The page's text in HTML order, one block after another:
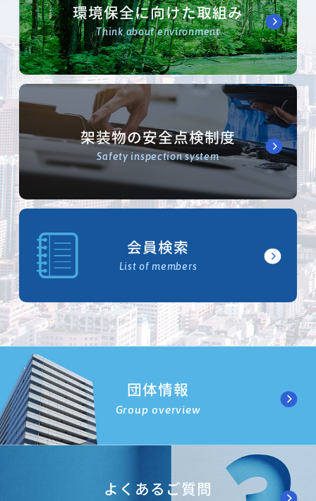
環境保全に向けた取組み
Think about environment
架装物の安全点検制度
Safety inspection system
会員検索
List of members
団体情報
Group overview
よくあるご質問